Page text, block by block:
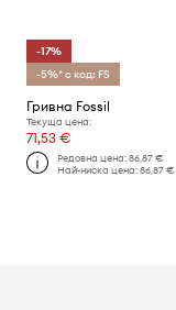
-17%
-5%* с код: FS
Гривна Fossil
Текуща цена:
71,53 €
Редовна цена:86,87 €
Най-ниска цена:86,87 €